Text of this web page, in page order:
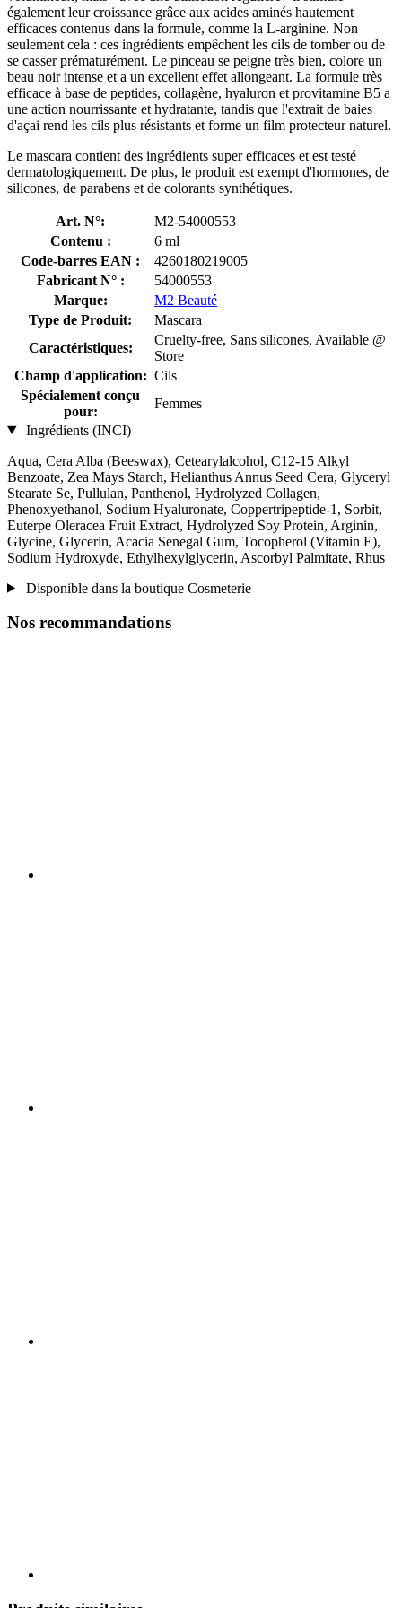
également leur croissance grâce aux acides aminés hautement
efficaces contenus dans la formule, comme la L-arginine. Non
seulement cela : ces ingrédients empêchent les cils de tomber ou de
se casser prématurément. Le pinceau se peigne très bien, colore un
beau noir intense et a un excellent effet allongeant. La formule très
efficace à base de peptides, collagène, hyaluron et provitamine B5 a
une action nourrissante et hydratante, tandis que l'extrait de baies
d'açai rend les cils plus résistants et forme un film protecteur naturel.
Le mascara contient des ingrédients super efficaces et est testé
dermatologiquement. De plus, le produit est exempt d'hormones, de
silicones, de parabens et de colorants synthétiques.
Art. N°:
M2-54000553
Contenu :
6 ml
Code-barres EAN :
4260180219005
Fabricant N° :
54000553
Marque:
M2 Beauté
Type de Produit:
Mascara
Caractéristiques:
Cruelty-free, Sans silicones, Available @
Store
Champ d'application: Cils
Spécialement conçu
pour:
Femmes
Ingrédients (INCI)
Aqua, Cera Alba (Beeswax), Cetearylalcohol, C12-15 Alkyl
Benzoate, Zea Mays Starch, Helianthus Annus Seed Cera, Glyceryl
Stearate Se, Pullulan, Panthenol, Hydrolyzed Collagen,
Phenoxyethanol, Sodium Hyaluronate, Coppertripeptide-1, Sorbit,
Euterpe Oleracea Fruit Extract, Hydrolyzed Soy Protein, Arginin,
Glycine, Glycerin, Acacia Senegal Gum, Tocopherol (Vitamin E),
Sodium Hydroxyde, Ethylhexylglycerin, Ascorbyl Palmitate, Rhus
Disponible dans la boutique Cosmeterie
Nos recommandations